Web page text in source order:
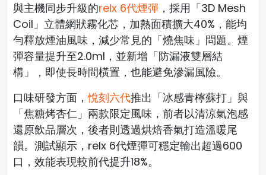
與主機同步升級的relx 6代煙彈 ，採用「3D Mesh
Coil」立體網狀霧化芯，加熱面積擴大40%，能均
勻釋放煙油風味，減少常見的「燒焦味」問題。煙
彈容量提升至2.0ml，並新增「防漏液雙層結
構」，即使長時間橫置，也能避免滲漏風險。
口味研發方面，悅刻六代推出「冰感青檸蘇打」與
「焦糖烤杏仁」兩款限定風味，前者以清涼氣泡感
還原飲品層次，後者則透過烘焙香氣打造溫暖尾
韻。測試顯示，relx 6代煙彈可穩定輸出超過600
口，效能表現較前代提升18%。